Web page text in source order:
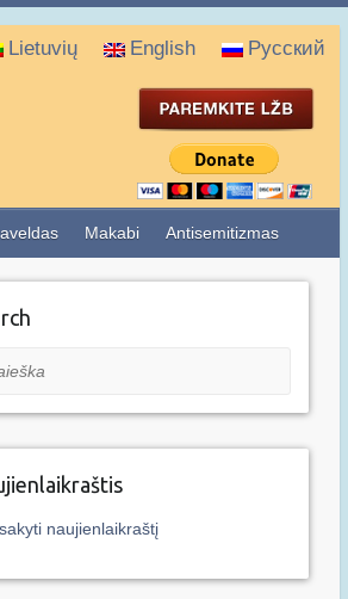
Lietuvių English Русский
Makabi Antisemitizmas
naujienlaikraštį